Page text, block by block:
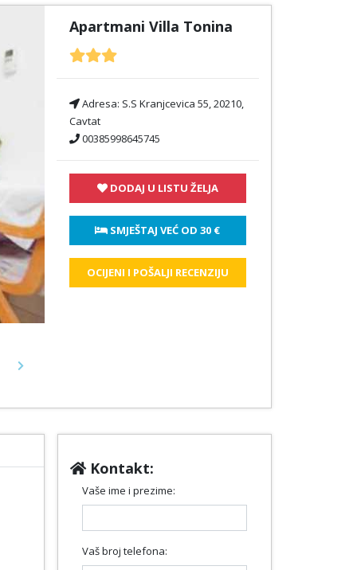
Next
Apartmani Villa Tonina
Adresa: S.S Kranjcevica 55, 20210,
Cavtat
00385998645745
DODAJ U LISTU ŽELJA
SMJEŠTAJ VEĆ OD 30 €
OCIJENI I POŠALJI RECENZIJU
Kontakt:
Vaše ime i prezime:
Vaš broj telefona: